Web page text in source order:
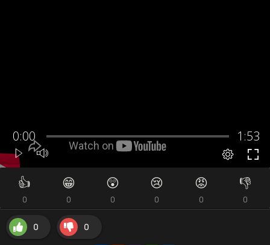
👍
0
😁
0
😲
0
😢
0
😡
0
👎
0
0 0